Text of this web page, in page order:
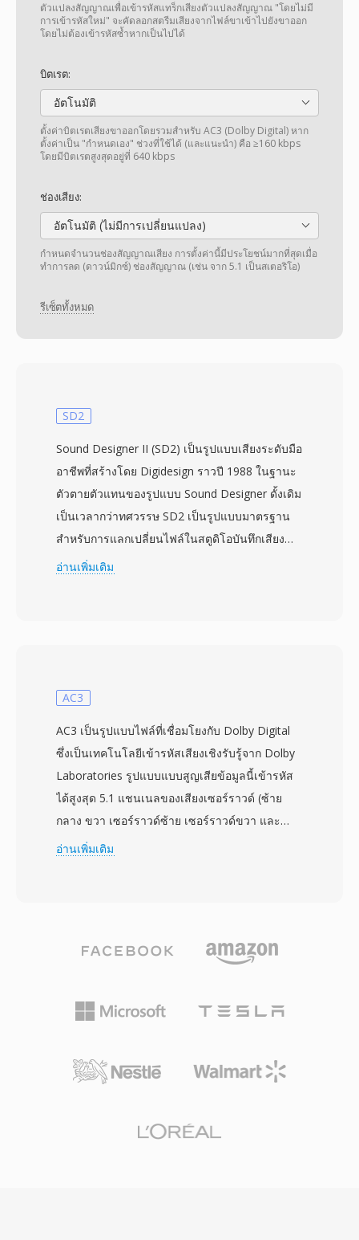
ตัวแปลงสัญญาณเพื่อเข้ารหัสแทร็กเสียงตัวแปลงสัญญาณ "โดยไม่มี
การเข้ารหัสใหม่" จะคัดลอกสตรีมเสียงจากไฟล์ขาเข้าไปยังขาออก
โดยไม่ต้องเข้ารหัสซ้ำหากเป็นไปได้
บิตเรต:
อัตโนมัติ
ตั้งค่าบิตเรตเสียงขาออกโดยรวมสำหรับ AC3 (Dolby Digital) หาก
ตั้งค่าเป็น "กำหนดเอง" ช่วงที่ใช้ได้ (และแนะนำ) คือ ≥160 kbps
โดยมีบิตเรตสูงสุดอยู่ที่ 640 kbps
ช่องเสียง:
อัตโนมัติ (ไม่มีการเปลี่ยนแปลง)
กำหนดจำนวนช่องสัญญาณเสียง การตั้งค่านี้มีประโยชน์มากที่สุดเมื่อ
ทำการลด (ดาวน์มิกซ์) ช่องสัญญาณ (เช่น จาก 5.1 เป็นสเตอริโอ)
รีเซ็ตทั้งหมด
SD2
Sound Designer II (SD2) เป็นรูปแบบเสียงระดับมือ
อาชีพที่สร้างโดย Digidesign ราวปี 1988 ในฐานะ
ตัวตายตัวแทนของรูปแบบ Sound Designer ดั้งเดิม
เป็นเวลากว่าทศวรรษ SD2 เป็นรูปแบบมาตรฐาน
สำหรับการแลกเปลี่ยนไฟล์ในสตูดิโอบันทึกเสียง
ระดับมืออาชีพ โดยเฉพาะบนระบบ Macintosh จัด
สำคัญ — อัตราสุ่มตัวอย่าง ความลึกบิต และการ
ใน data fork การออกแบบนี้ทำงานได้อย่างสวยงาม
ภายในระบบนิเวศ Mac แต่สร้างความท้าทายด้าน
ความเข้ากันได้เมื่อย้ายไฟล์ไปยัง Windows หรือ
Unix ข้อดีสำคัญคือ SD2 รองรับช่องสัญญาณหลาย
สภาพแวดล้อมการตัดต่อ Pro Tools ทำให้สามารถ
เปลี่ยน Pro Tools ไปใช้ WAV และ AIFF การใช้
งาน SD2 ก็ลดลง แต่คลังเซสชันเก่าหลายล้านไฟล์
อ่านเพิ่มเติม
AC3
AC3 เป็นรูปแบบไฟล์ที่เชื่อมโยงกับ Dolby Digital
ซึ่งเป็นเทคโนโลยีเข้ารหัสเสียงเชิงรับรู้จาก Dolby
Laboratories รูปแบบแบบสูญเสียข้อมูลนี้เข้ารหัส
ได้สูงสุด 5.1 แชนเนลของเสียงเซอร์ราวด์ (ซ้าย
กลาง ขวา เซอร์ราวด์ซ้าย เซอร์ราวด์ขวา และ
LFE) ลงในบิตสตรีมที่มีอัตราโดยทั่วไประหว่าง 192
คุณภาพอย่างเห็นได้ชัด AC3 กลายเป็นมาตรฐาน
หลายในแผ่น Blu-ray การออกอากาศโทรทัศน์
ดิจิทัล (ATSC) และการสตรีม จุดเด่นหลักคือความ
พื้นที่แบบโรงภาพยนตร์มาสู่ระบบโฮมเธียเตอร์ รูป
และโทรทัศน์ การรองรับตัวถอดรหัสฮาร์ดแวร์อย่าง
อ่านเพิ่มเติม